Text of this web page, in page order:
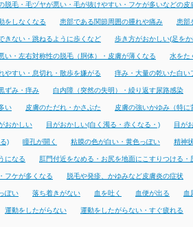
脱毛・毛ヅヤが悪い・毛が抜けやすい・フケが多いなどの皮
をしなくなる 患部である関節周囲の腫れや痛み 患部
きない・跳ねるように歩くなど 歩き方がおかしい(足を
い・左右対称性の脱毛（胴体）・皮膚が薄くなる 水をた
やすい・息切れ・散歩を嫌がる 痒み・大量の乾いた白い
ずみ・痒み 白内障（突然の失明）・繰り返す尿路感染
い 皮膚のただれ・かさぶた 皮膚の強いかゆみ（特に
おかしい 目がおかしい(白く濁る・赤くなる・) 目が
) 瞳孔が開く 粘膜の色が白い・黄色っぽい 精神
になる 肛門付近をなめる・お尻を地面にこすりつける・
フケが多くなる 脱毛や発疹、かゆみなど皮膚炎の症状
ぽい 落ち着きがない 血を吐く 血便が出る 血
運動をしたがらない 運動をしたがらない・すぐ疲れる